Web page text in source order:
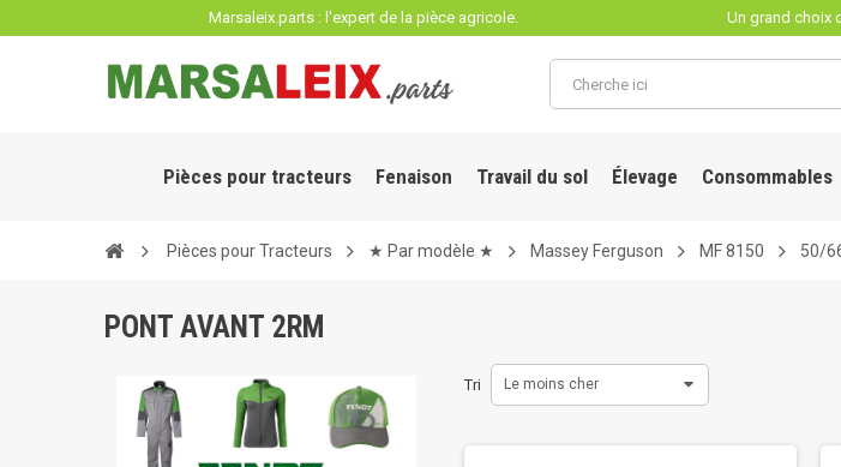
Marsaleix.parts : l'expert de la pièce agricole. Un grand choix
Pièces pour tracteurs Fenaison Travail du sol Élevage Consommables
Pièces pour Tracteurs ★ Par modèle ★ Massey Ferguson MF 8150 50/
PONT AVANT 2RM
Tri Le moins cher
Panneau de gestion des cookies